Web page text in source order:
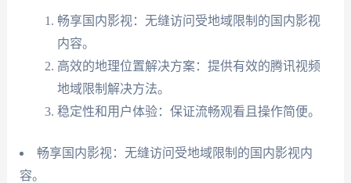
畅享国内影视：无缝访问受地域限制的国内影视
内容。
高效的地理位置解决方案：提供有效的腾讯视频
地域限制解决方法。
稳定性和用户体验：保证流畅观看且操作简便。
畅享国内影视：无缝访问受地域限制的国内影视内
容。